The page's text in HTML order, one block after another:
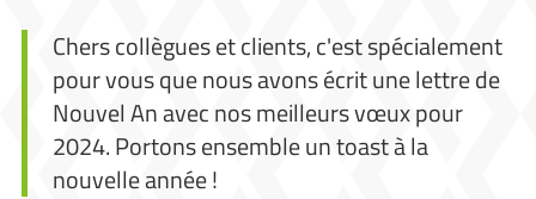
Chers collègues et clients, c'est spécialement
pour vous que nous avons écrit une lettre de
Nouvel An avec nos meilleurs vœux pour
2024. Portons ensemble un toast à la
nouvelle année !